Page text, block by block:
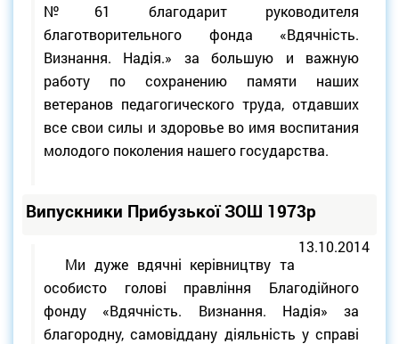
№61 благодарит руководителя
благотворительного фонда «Вдячність.
Визнання. Надія.» за большую и важную
работу по сохранению памяти наших
ветеранов педагогического труда, отдавших
все свои силы и здоровье во имя воспитания
молодого поколения нашего государства.
Випускники Прибузької ЗОШ 1973р
13.10.2014
Ми дуже вдячні керівництву та
особисто голові правління Благодійного
фонду «Вдячність. Визнання. Надія» за
благородну, самовіддану діяльність у справі